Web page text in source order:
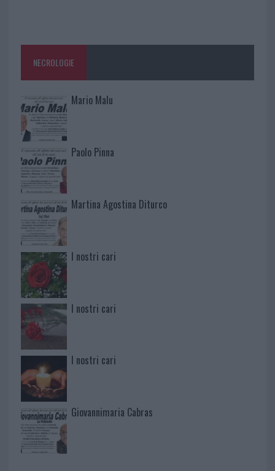
NECROLOGIE
Mario Malu
Paolo Pinna
Martina Agostina Diturco
I nostri cari
I nostri cari
I nostri cari
Giovannimaria Cabras